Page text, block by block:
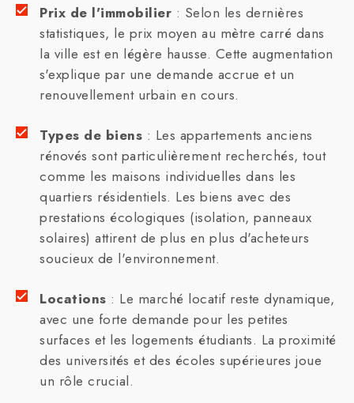
Prix de l'immobilier : Selon les dernières
statistiques, le prix moyen au mètre carré dans
la ville est en légère hausse. Cette augmentation
s'explique par une demande accrue et un
renouvellement urbain en cours.
Types de biens : Les appartements anciens
rénovés sont particulièrement recherchés, tout
comme les maisons individuelles dans les
quartiers résidentiels. Les biens avec des
prestations écologiques (isolation, panneaux
solaires) attirent de plus en plus d'acheteurs
soucieux de l'environnement.
Locations : Le marché locatif reste dynamique,
avec une forte demande pour les petites
surfaces et les logements étudiants. La proximité
des universités et des écoles supérieures joue
un rôle crucial.